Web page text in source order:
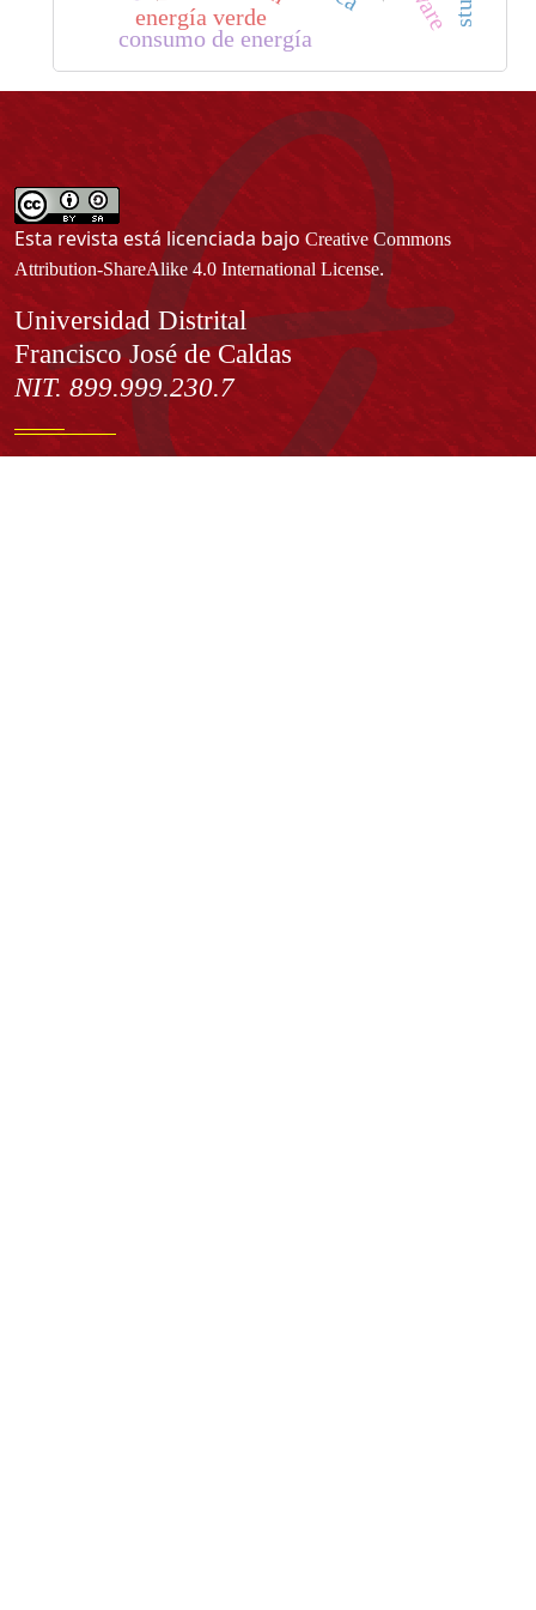
energía verde
consumo de energía
Esta revista está licenciada bajo Creative Commons
Attribution-ShareAlike 4.0 International License.
Información
Universidad Distrital
Francisco José de Caldas
NIT. 899.999.230.7